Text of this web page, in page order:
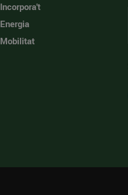
Incorpora't
Energia
Mobilitat